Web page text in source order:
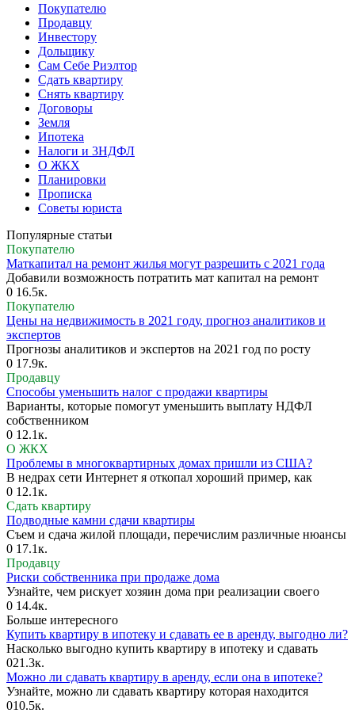
Покупателю
Продавцу
Инвестору
Дольщику
Сам Себе Риэлтор
Сдать квартиру
Снять квартиру
Договоры
Земля
Ипотека
Налоги и 3НДФЛ
О ЖКХ
Планировки
Прописка
Советы юриста
Популярные статьи
Покупателю
Маткапитал на ремонт жилья могут разрешить с 2021 года
Добавили возможность потратить мат капитал на ремонт
0 16.5к.
Покупателю
Цены на недвижимость в 2021 году, прогноз аналитиков и
экспертов
Прогнозы аналитиков и экспертов на 2021 год по росту
0 17.9к.
Продавцу
Способы уменьшить налог с продажи квартиры
Варианты, которые помогут уменьшить выплату НДФЛ
собственником
0 12.1к.
О ЖКХ
Проблемы в многоквартирных домах пришли из США?
В недрах сети Интернет я откопал хороший пример, как
0 12.1к.
Сдать квартиру
Подводные камни сдачи квартиры
Съем и сдача жилой площади, перечислим различные нюансы
0 17.1к.
Продавцу
Риски собственника при продаже дома
Узнайте, чем рискует хозяин дома при реализации своего
0 14.4к.
Больше интересного
Купить квартиру в ипотеку и сдавать ее в аренду, выгодно ли?
Насколько выгодно купить квартиру в ипотеку и сдавать
021.3к.
Можно ли сдавать квартиру в аренду, если она в ипотеке?
Узнайте, можно ли сдавать квартиру которая находится
010.5к.